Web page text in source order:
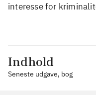
interesse for
Indhold
Seneste udgave, bog